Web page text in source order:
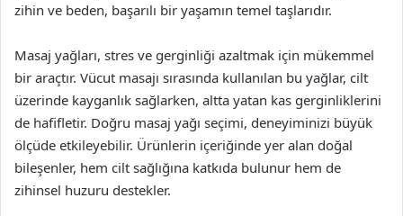
zihin ve beden, başarılı bir yaşamın temel taşlarıdır.
Masaj yağları, stres ve gerginliği azaltmak için mükemmel
bir araçtır. Vücut masajı sırasında kullanılan bu yağlar, cilt
üzerinde kayganlık sağlarken, altta yatan kas gerginliklerini
de hafifletir. Doğru masaj yağı seçimi, deneyiminizi büyük
ölçüde etkileyebilir. Ürünlerin içeriğinde yer alan doğal
bileşenler, hem cilt sağlığına katkıda bulunur hem de
zihinsel huzuru destekler.